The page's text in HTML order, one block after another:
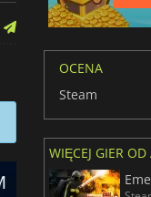
OCENA
Steam
WIĘCEJ GIER